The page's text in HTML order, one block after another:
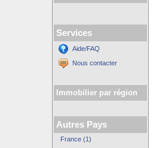
Services
Aide/FAQ
Nous contacter
Immobilier par région
Autres Pays
France (1)